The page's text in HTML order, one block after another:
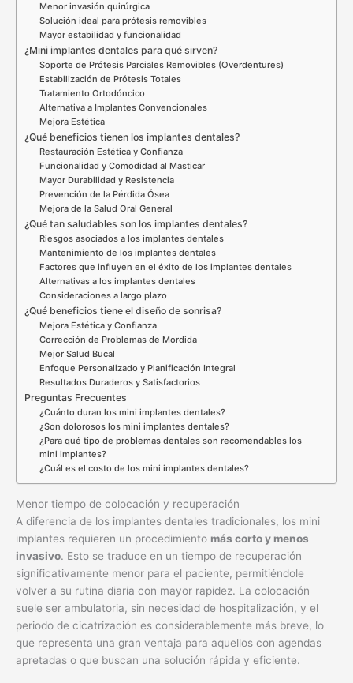
Menor invasión quirúrgica
Solución ideal para prótesis removibles
Mayor estabilidad y funcionalidad
¿Mini implantes dentales para qué sirven?
Soporte de Prótesis Parciales Removibles (Overdentures)
Estabilización de Prótesis Totales
Tratamiento Ortodóncico
Alternativa a Implantes Convencionales
Mejora Estética
¿Qué beneficios tienen los implantes dentales?
Restauración Estética y Confianza
Funcionalidad y Comodidad al Masticar
Mayor Durabilidad y Resistencia
Prevención de la Pérdida Ósea
Mejora de la Salud Oral General
¿Qué tan saludables son los implantes dentales?
Riesgos asociados a los implantes dentales
Mantenimiento de los implantes dentales
Factores que influyen en el éxito de los implantes dentales
Alternativas a los implantes dentales
Consideraciones a largo plazo
¿Qué beneficios tiene el diseño de sonrisa?
Mejora Estética y Confianza
Corrección de Problemas de Mordida
Mejor Salud Bucal
Enfoque Personalizado y Planificación Integral
Resultados Duraderos y Satisfactorios
Preguntas Frecuentes
¿Cuánto duran los mini implantes dentales?
¿Son dolorosos los mini implantes dentales?
¿Para qué tipo de problemas dentales son recomendables los
mini implantes?
¿Cuál es el costo de los mini implantes dentales?
Menor tiempo de colocación y recuperación
A diferencia de los implantes dentales tradicionales, los mini
implantes requieren un procedimiento más corto y menos
invasivo. Esto se traduce en un tiempo de recuperación
significativamente menor para el paciente, permitiéndole
volver a su rutina diaria con mayor rapidez. La colocación
suele ser ambulatoria, sin necesidad de hospitalización, y el
periodo de cicatrización es considerablemente más breve, lo
que representa una gran ventaja para aquellos con agendas
apretadas o que buscan una solución rápida y eficiente.